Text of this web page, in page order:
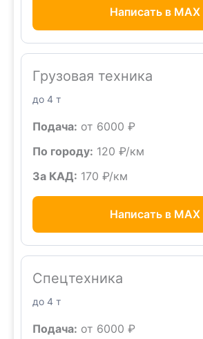
Написать в MAX
Грузовая техника
до 4 т
Подача: от 6000 ₽
По городу: 120 ₽/км
За КАД: 170 ₽/км
Написать в MAX
Спецтехника
до 4 т
Подача: от 6000 ₽